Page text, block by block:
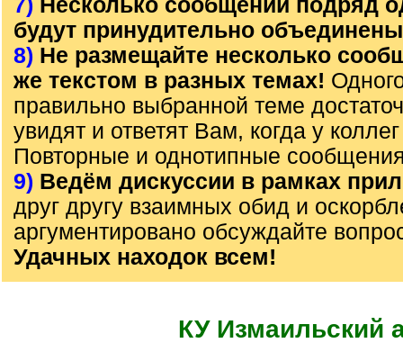
7) Несколько сообщений подряд
будут принудительно
8) Не размещайте несколько
же текстом в разных темах!
правильно выбранной теме
увидят и ответят Вам, когда у
Повторные и однотипные
9) Ведём дискуссии в рамках
друг другу взаимных обид и
аргументировано обсуждайте
Удачных находок всем!
КУ Измаильский